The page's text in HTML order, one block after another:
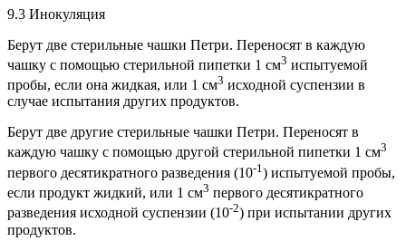
9.3 Инокуляция
Берут две стерильные чашки Петри. Переносят в каждую
чашку с помощью стерильной пипетки 1 см3 испытуемой
пробы, если она жидкая, или 1 см3 исходной суспензии в
случае испытания других продуктов.
Берут две другие стерильные чашки Петри. Переносят в
каждую чашку с помощью другой стерильной пипетки 1 см3
первого десятикратного разведения (10-1 ) испытуемой пробы,
если продукт жидкий, или 1 см3 первого десятикратного
разведения исходной суспензии (10-2) при испытании других
продуктов.